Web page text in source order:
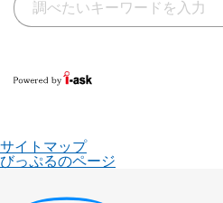
サイトマップ
びっぷるのページ